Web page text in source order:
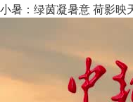
小暑：绿茵凝暑意 荷影映